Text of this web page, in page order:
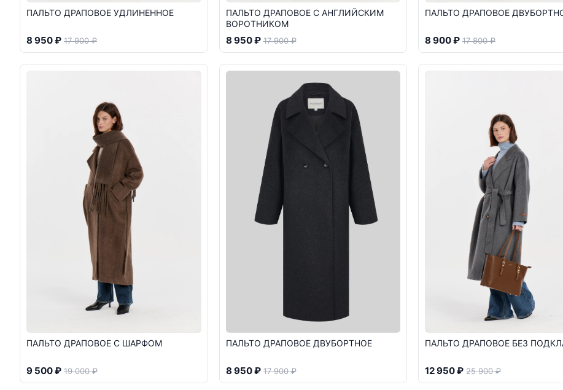
ПАЛЬТО ДРАПОВОЕ УДЛИНЕННОЕ
8 950 ₽ 17 900 ₽
ПАЛЬТО ДРАПОВОЕ С АНГЛИЙСКИМ
ВОРОТНИКОМ
8 950 ₽ 17 900 ₽
ПАЛЬТО ДРАПОВОЕ
8 900 ₽ 17 800 ₽
ПАЛЬТО ДРАПОВОЕ С ШАРФОМ
9 500 ₽ 19 000 ₽
ПАЛЬТО ДРАПОВОЕ ДВУБОРТНОЕ
8 950 ₽ 17 900 ₽
ПАЛЬТО ДРАПОВОЕ БЕЗ
12 950 ₽ 25 900 ₽